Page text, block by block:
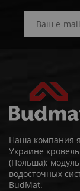
Наша компания
Украине
(Польша):
водосточных
BudMat.